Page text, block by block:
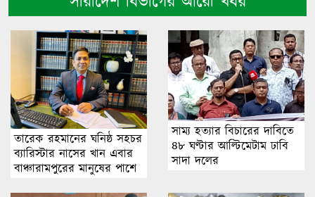
তারেক রহমানের ঘনিষ্ঠ সহচর
ব্যারিস্টার নাসের খান এবার
বাঞ্চারামপুরের মানুষের পাশে
সাম্য হত্যার বিচারের দা‌বি‌তে
৪৮ ঘণ্টার আ‌ল্টি‌মেটাম ঢাবি
সাদা দ‌লের